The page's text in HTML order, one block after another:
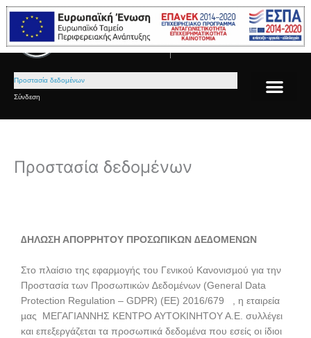
Μετάβαση
στο
περιεχόμενο
Μεγαγιάννης Α.Ε.
Εξουσιοδοτημένος επισκευαστής
Mercedes-Benz
Προστασία δεδομένων
Σύνδεση
Προστασία δεδομένων
∆ΗΛΩΣΗ ΑΠΟΡΡΗΤΟΥ ΠΡΟΣΩΠΙΚΩΝ ∆Ε∆ΟΜΕΝΩΝ
Στο πλαίσιο της εφαρµογής του Γενικού Κανονισµού για την
Προστασία των Προσωπικών ∆εδοµένων (General Data
Protection Regulation – GDPR) (ΕΕ) 2016/679 , η εταιρεία
µας ΜΕΓΑΓΙΑΝΝΗΣ ΚΕΝΤΡΟ ΑΥΤΟΚΙΝΗΤΟΥ Α.Ε. συλλέγει
και επεξεργάζεται τα προσωπικά δεδοµένα που εσείς οι ίδιοι